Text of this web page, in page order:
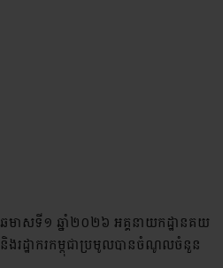
ឆមាសទី១ ឆ្នាំ២០២៦ អគ្គនាយកដ្ឋានគយ
និងរដ្ឋាករកម្ពុជាប្រមូលបានចំណូលចំនួន